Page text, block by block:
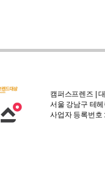
캠퍼스프렌즈 |
서울 강남구 테
사업자 등록번호